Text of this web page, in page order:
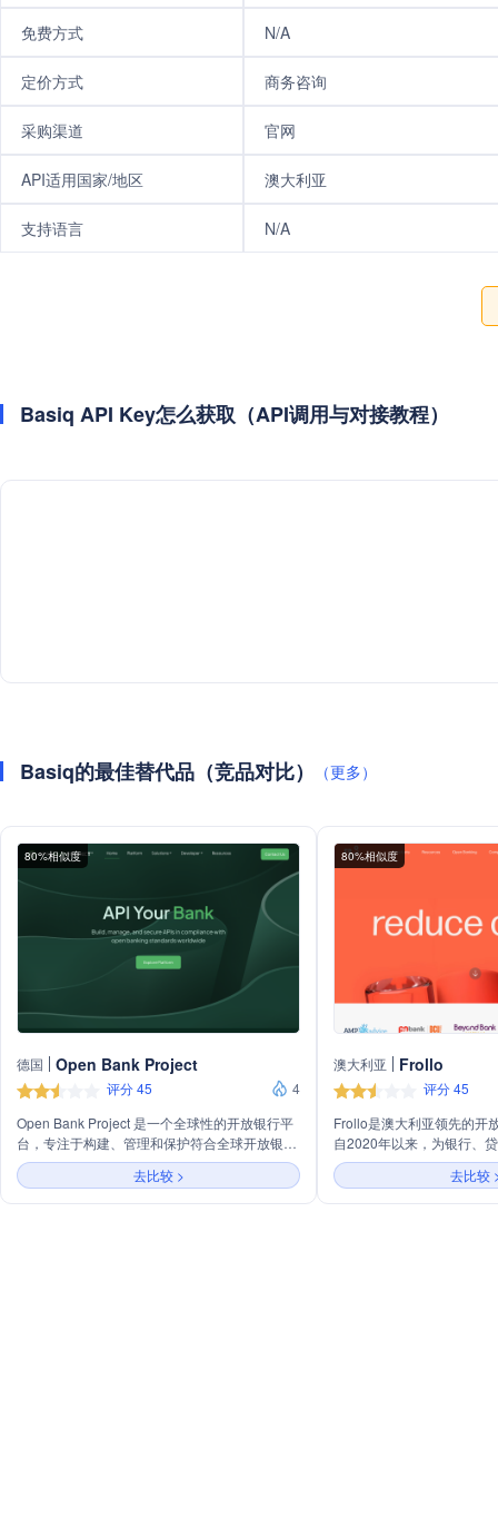
免费方式 N/A
定价方式 商务咨询
采购渠道 官网
API适用国家/地区 澳大利亚
支持语言 N/A
Basiq API Key怎么获取（API调用与对接教程）
Basiq的最佳替代品（竞品对比） （更多）
80%相似度
德国 Open Bank Project
评分 45
4
Open Bank Project 是一个全球性的开放银行平
台，专注于构建、管理和保护符合全球开放银行
标准的API。它为银行和监管机构提供解决方
案，帮助他们遵守开放银行合规要求，并超越这
些要求，解锁广泛的用例。平台支持多种全球主
去比较 >
80%相似度
澳大利亚 Frollo
评分 45
Frollo是澳大利亚领先的开
自2020年以来，为银行、
金融顾问提供开放数据服
放银行工具和技术，推动
高效的方向发展，使客户
去比较